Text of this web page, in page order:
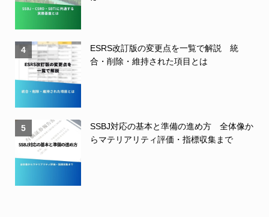
4
ESRS改訂版の変更点を一覧で解説 統
合・削除・維持された項目とは
5
SSBJ対応の基本と準備の進め方 全体像か
らマテリアリティ評価・指標収集まで